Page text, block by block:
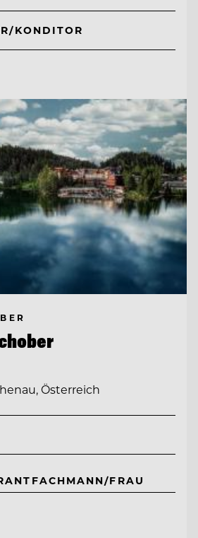
KONDITOR
Österreich
FRAU